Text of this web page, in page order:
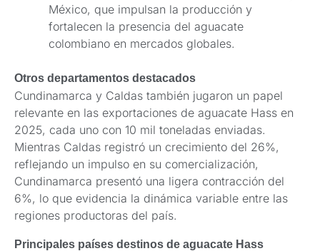
México, que impulsan la producción y
fortalecen la presencia del aguacate
colombiano en mercados globales.
Otros departamentos destacados
Cundinamarca y Caldas también jugaron un papel
relevante en las exportaciones de aguacate Hass en
2025, cada uno con 10 mil toneladas enviadas.
Mientras Caldas registró un crecimiento del 26%,
reflejando un impulso en su comercialización,
Cundinamarca presentó una ligera contracción del
6%, lo que evidencia la dinámica variable entre las
regiones productoras del país.
Principales países destinos de aguacate Hass